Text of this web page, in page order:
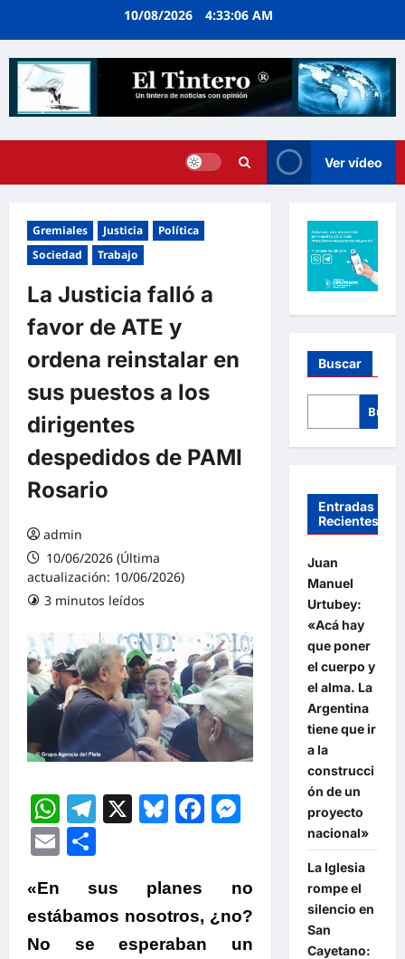
10/08/2026 4:33:07 AM
Ver vídeo
Gremiales Justicia
Política
Sociedad
Trabajo
La Justicia falló a
favor de ATE y
ordena reinstalar en
sus puestos a los
dirigentes
despedidos de PAMI
Rosario
admin
10/06/2026 (Última
actualización: 10/06/2026)
3 minutos leídos
WhatsApp
Telegram
X Bluesky
Facebook
Messenger
Email
«En sus planes no
estábamos nosotros, ¿no?
No se esperaban un
Buscar
Entradas
Recientes
Juan
Manuel
Urtubey:
«Acá hay
que poner
el cuerpo y
el alma. La
Argentina
tiene que ir
a la
construcci
ón de un
proyecto
nacional»
La Iglesia
rompe el
silencio en
San
Cayetano: